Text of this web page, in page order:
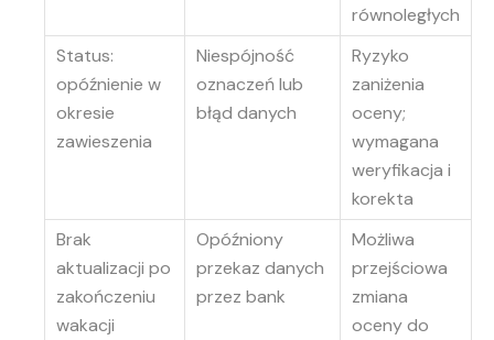
równoległych
Status:
opóźnienie w
okresie
zawieszenia
Niespójność
oznaczeń lub
błąd danych
Ryzyko
zaniżenia
oceny;
wymagana
weryfikacja i
korekta
Brak
aktualizacji po
zakończeniu
wakacji
Opóźniony
przekaz danych
przez bank
Możliwa
przejściowa
zmiana
oceny do